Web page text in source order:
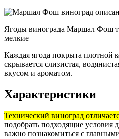
Ягоды винограда Маршал Фош
мелкие
Каждая ягода покрыта плотной
скрывается слизистая,
вкусом и ароматом.
Характеристики
Технический виноград
подобрать подходящие условия
важно познакомиться с